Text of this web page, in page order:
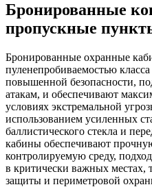
Бронированные
пропускные
Бронированные охранные
пуленепробиваемостью
повышенной безопасности,
атакам, и обеспечивают
условиях экстремальной
использованием усиленных
баллистического стекла и
кабины обеспечивают
контролируемую среду,
в критически важных местах,
защиты и периметровой